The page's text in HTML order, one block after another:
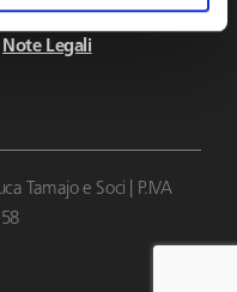
Note Legali
Tamajo e Soci | P.IVA